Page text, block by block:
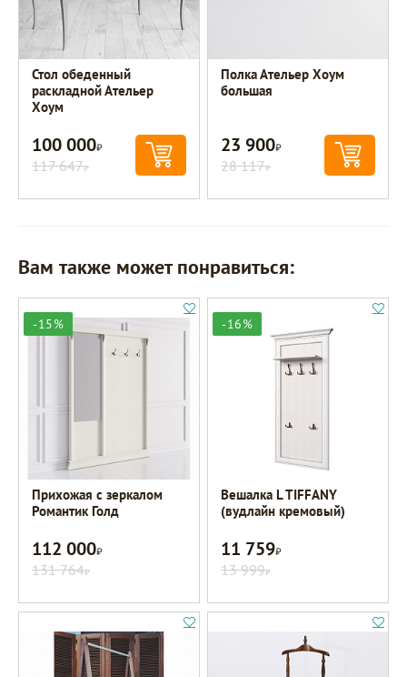
Стол обеденный
раскладной Ательер
Хоум
100 000Р
117 647Р
Полка Ательер Хоум
большая
23 900Р
28 117Р
Вам также может понравиться:
-15%
Прихожая с зеркалом
Романтик Голд
112 000Р
131 764Р
-16%
Вешалка L TIFFANY
(вудлайн кремовый)
11 759Р
13 999Р